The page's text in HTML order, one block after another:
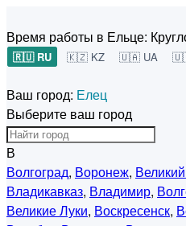
Время работы в Ельце:
🇷🇺 RU 🇰🇿 KZ 🇺🇦 UA
Ваш город: Елец
Выберите ваш город
В
Волгоград, Воронеж,
Владикавказ, Владимир,
Великие Луки, Воскресенск,